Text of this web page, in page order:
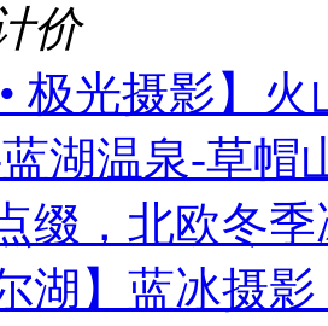
价
• 极光摄影】
湖温泉-草帽
缀，北欧冬
湖】蓝冰摄